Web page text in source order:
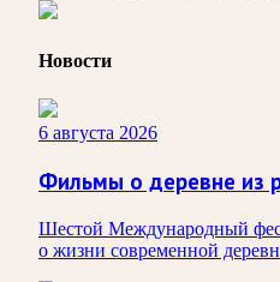
Новости
6 августа 2026
Фильмы о деревне из
Шестой Международный
о жизни современной